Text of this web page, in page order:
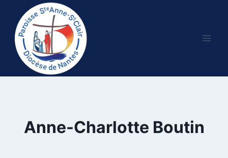
contenu
Anne-Charlotte Boutin